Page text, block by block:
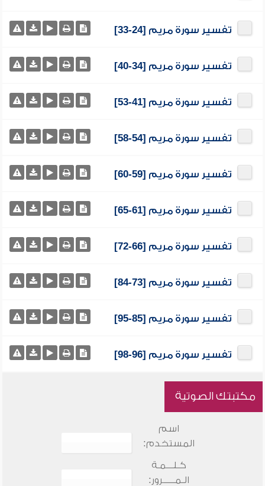
تفسير سورة مريم [24-33]
تفسير سورة مريم [34-40]
تفسير سورة مريم [41-53]
تفسير سورة مريم [54-58]
تفسير سورة مريم [59-60]
تفسير سورة مريم [61-65]
تفسير سورة مريم [66-72]
تفسير سورة مريم [73-84]
تفسير سورة مريم [85-95]
تفسير سورة مريم [96-98]
مكتبتك الصوتية
اسم
المستخدم:
كـلـــمـة
الـمـــــرور: